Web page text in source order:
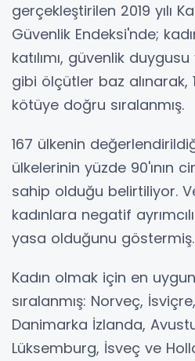
gerçekleştirilen 2019 yılı
Güvenlik Endeksi'nde;
katılımı, güvenlik
gibi ölçütler baz alınarak,
kötüye doğru sıralanmış.
167 ülkenin
ülkelerinin yüzde 90'ının
sahip olduğu belirtiliyor.
kadınlara negatif
yasa olduğunu göstermiş.
Kadın olmak için en
sıralanmış: Norveç,
Danimarka İzlanda,
Lüksemburg, İsveç ve